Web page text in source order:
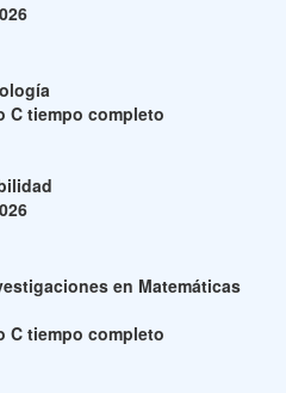
C tiempo completo
en Matemáticas
C tiempo completo